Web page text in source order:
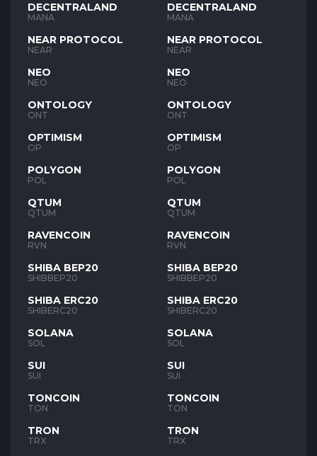
DECENTRALAND
MANA
NEAR PROTOCOL
NEAR
NEO
NEO
ONTOLOGY
ONT
OPTIMISM
OP
POLYGON
POL
QTUM
QTUM
RAVENCOIN
RVN
SHIBA BEP20
SHIBBEP20
SHIBA ERC20
SHIBERC20
SOLANA
SOL
SUI
SUI
TONCOIN
TON
TRON
TRX
DECENTRALAND
MANA
NEAR PROTOCOL
NEAR
NEO
NEO
ONTOLOGY
ONT
OPTIMISM
OP
POLYGON
POL
QTUM
QTUM
RAVENCOIN
RVN
SHIBA BEP20
SHIBBEP20
SHIBA ERC20
SHIBERC20
SOLANA
SOL
SUI
SUI
TONCOIN
TON
TRON
TRX